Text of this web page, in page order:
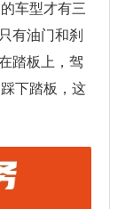
车型才有三
有油门和刹
踏板上，驾
下踏板，这